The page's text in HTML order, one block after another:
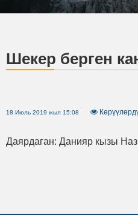
Шекер берген
18 Июль 2019 жыл 15:08
Даярдаган: Данияр кызы